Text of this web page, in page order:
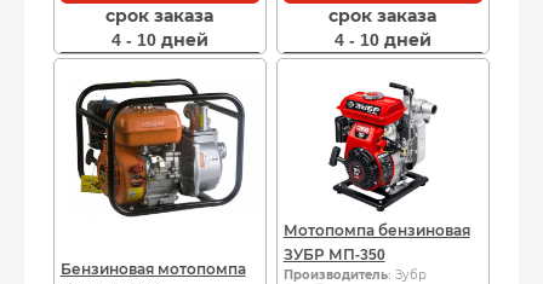
срок заказа
4 - 10 дней
срок заказа
4 - 10 дней
Бензиновая мотопомпа
Мотопомпа бензиновая
ЗУБР МП-350
Производитель: Зубр